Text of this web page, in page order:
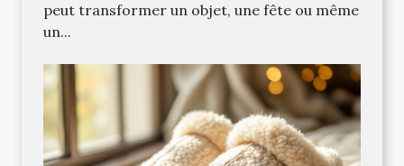
peut transformer un objet, une fête ou même
un...